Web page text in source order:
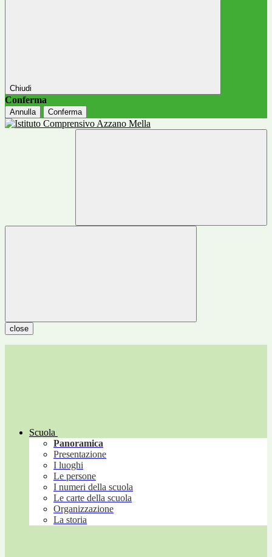
Chiudi
Conferma
Annulla Conferma
close
Scuola
Panoramica
Presentazione
I luoghi
Le persone
I numeri della scuola
Le carte della scuola
Organizzazione
La storia